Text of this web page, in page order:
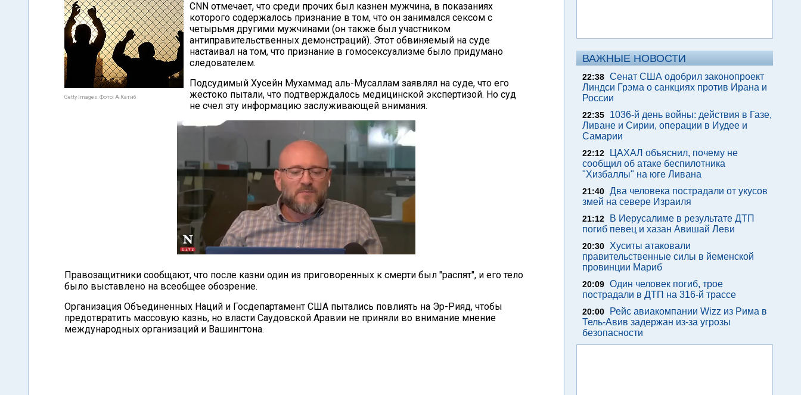
Getty Images. Фото: А.Катиб
CNN отмечает, что среди прочих был казнен мужчина, в показаниях
которого содержалось признание в том, что он занимался сексом с
четырьмя другими мужчинами (он также был участником
антиправительственных демонстраций). Этот обвиняемый на суде
настаивал на том, что признание в гомосексуализме было придумано
следователем.
Подсудимый Хусейн Мухаммад аль-Мусаллам заявлял на суде, что его
жестоко пытали, что подтверждалось медицинской экспертизой. Но суд
не счел эту информацию заслуживающей внимания.
Правозащитники сообщают, что после казни один из приговоренных к смерти был "распят", и его тело
было выставлено на всеобщее обозрение.
Организация Объединенных Наций и Госдепартамент США пытались повлиять на Эр-Рияд, чтобы
предотвратить массовую казнь, но власти Саудовской Аравии не приняли во внимание мнение
международных организаций и Вашингтона.
ВАЖНЫЕ НОВОСТИ
22:38 Сенат США одобрил законопроект
Линдси Грэма о санкциях против Ирана и
России
22:35
1036-й день войны: действия в Газе,
Ливане и Сирии, операции в Иудее и
Самарии
22:12
ЦАХАЛ объяснил, почему не
сообщил об атаке беспилотника
"Хизбаллы" на юге Ливана
21:40 Два человека пострадали от укусов
змей на севере Израиля
21:12
В Иерусалиме в результате ДТП
погиб певец и хазан Авишай Леви
20:30
Хуситы атаковали
правительственные силы в йеменской
провинции Мариб
20:09 Один человек погиб, трое
пострадали в ДТП на 316-й трассе
20:00
Рейс авиакомпании Wizz из Рима в
Тель-Авив задержан из-за угрозы
безопасности